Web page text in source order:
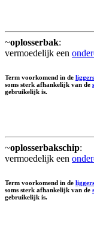
~oplosserbak:
vermoedelijk een
Term voorkomend in de liggers
soms sterk afhankelijk van de
gebruikelijk is.
~oplosserbakschip:
vermoedelijk een
Term voorkomend in de liggers
soms sterk afhankelijk van de
gebruikelijk is.